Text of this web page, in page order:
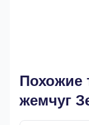
Похожие
жемчуг